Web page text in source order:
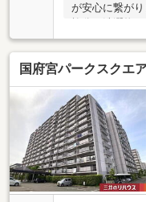
が安心に繋が
ニ、薬局があ
ョンなので女
フォメーショ
分□祖父江小学
20分□ファミリ
Ｖ・drug 祖父
ん、住宅ロー
軽にお問い合わ
国府宮パークスクエ